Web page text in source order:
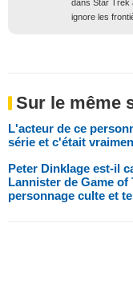
dans Star Trek
ignore les
Sur le même
L'acteur de ce
série et c'était
Peter Dinklage est-il
Lannister de Game
personnage culte et